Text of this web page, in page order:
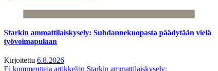
Starkin ammattilaiskysely: Suhdannekuopasta päädytään vielä
työvoimapulaan
Kirjoitettu 6.8.2026
Ei kommentteja artikkeliin Starkin ammattilaiskysely: